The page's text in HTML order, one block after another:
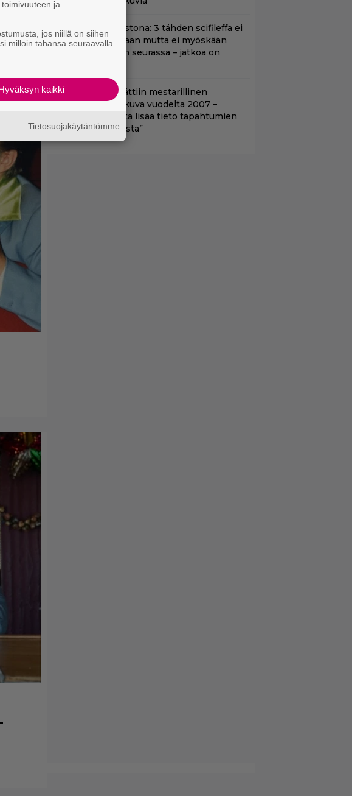
Nyt suoratoistona: 3 tähden scifileffa ei
ylitä edeltäjiään mutta ei myöskään
häpeä niiden seurassa – jatkoa on
Netflixiin lisättiin mestarillinen
mysteerielokuva vuodelta 2007 –
”Kiehtovuutta lisää tieto tapahtumien
todellisuudesta”
ja
jos niillä on siihen
milloin tahansa seuraavalla
kaikki
Tietosuojakäytäntömme